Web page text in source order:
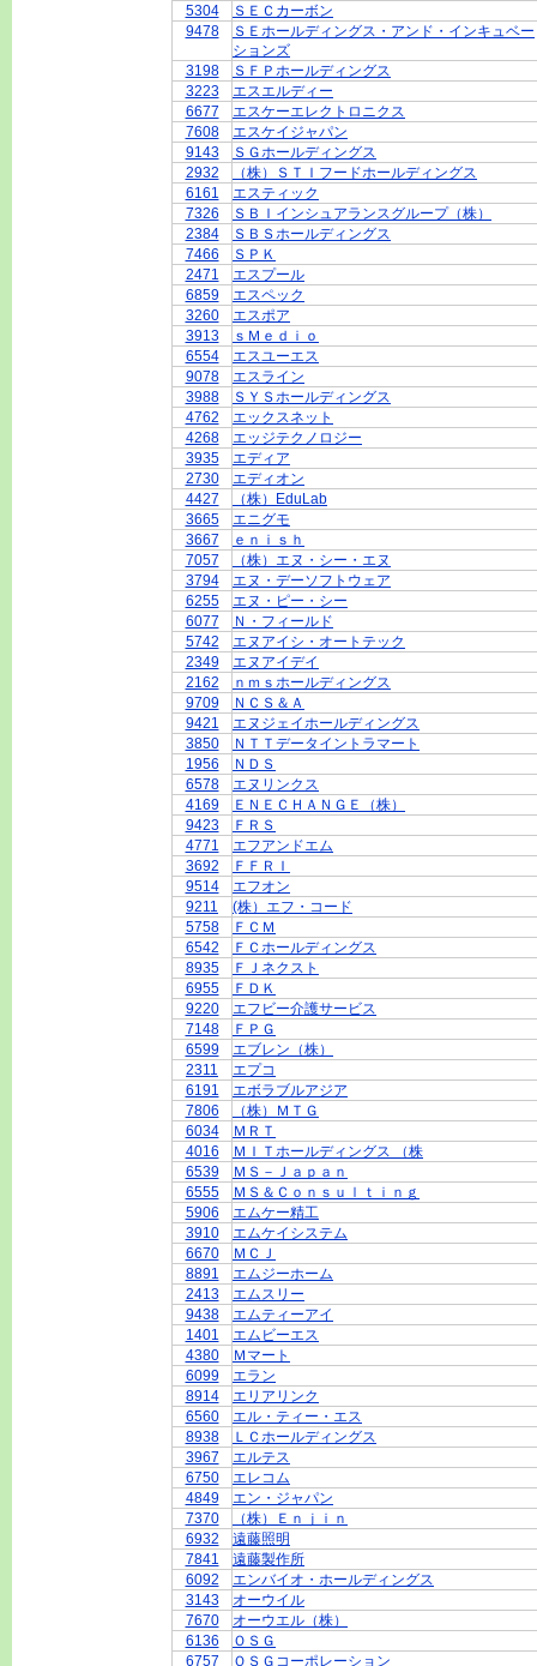
5304
ＳＥＣカーボン
9478
ＳＥホールディングス・アンド・インキュベー
ションズ
3198
ＳＦＰホールディングス
3223
エスエルディー
6677
エスケーエレクトロニクス
7608
エスケイジャパン
9143
ＳＧホールディングス
2932
（株）ＳＴＩフードホールディングス
6161
エスティック
7326
ＳＢＩインシュアランスグループ（株）
2384
ＳＢＳホールディングス
7466
ＳＰＫ
2471
エスプール
6859
エスペック
3260
エスポア
3913
ｓＭｅｄｉｏ
6554
エスユーエス
9078
エスライン
3988
ＳＹＳホールディングス
4762
エックスネット
4268
エッジテクノロジー
3935
エディア
2730
エディオン
4427
（株）EduLab
3665
エニグモ
3667
ｅｎｉｓｈ
7057
（株）エヌ・シー・エヌ
3794
エヌ・デーソフトウェア
6255
エヌ・ピー・シー
6077
Ｎ・フィールド
5742
エヌアイシ・オートテック
2349
エヌアイデイ
2162
ｎｍｓホールディングス
9709
ＮＣＳ＆Ａ
9421
エヌジェイホールディングス
3850
ＮＴＴデータイントラマート
1956
ＮＤＳ
6578
エヌリンクス
4169
ＥＮＥＣＨＡＮＧＥ（株）
9423
ＦＲＳ
4771
エフアンドエム
3692
ＦＦＲＩ
9514
エフオン
9211
(株）エフ・コード
5758
ＦＣＭ
6542
ＦＣホールディングス
8935
ＦＪネクスト
6955
ＦＤＫ
9220
エフビー介護サービス
7148
ＦＰＧ
6599
エブレン（株）
2311
エプコ
6191
エボラブルアジア
7806
（株）ＭＴＧ
6034
ＭＲＴ
4016
ＭＩＴホールディングス （株
6539
ＭＳ－Ｊａｐａｎ
6555
ＭＳ＆Ｃｏｎｓｕｌｔｉｎｇ
5906
エムケー精工
3910
エムケイシステム
6670
ＭＣＪ
8891
エムジーホーム
2413
エムスリー
9438
エムティーアイ
1401
エムビーエス
4380
Ｍマート
6099
エラン
8914
エリアリンク
6560
エル・ティー・エス
8938
ＬＣホールディングス
3967
エルテス
6750
エレコム
4849
エン・ジャパン
7370
（株）Ｅｎｊｉｎ
6932
遠藤照明
7841
遠藤製作所
6092
エンバイオ・ホールディングス
3143
オーウイル
7670
オーウエル（株）
6136
ＯＳＧ
6757
ＯＳＧコーポレーション